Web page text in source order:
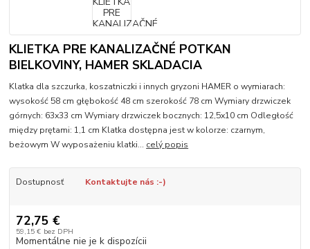
KLIETKA PRE KANALIZAČNÉ POTKAN
BIELKOVINY, HAMER SKLADACIA
Klatka dla szczurka, koszatniczki i innych gryzoni HAMER o wymiarach:
wysokość 58 cm głębokość 48 cm szerokość 78 cm Wymiary drzwiczek
górnych: 63x33 cm Wymiary drzwiczek bocznych: 12,5x10 cm Odległość
między prętami: 1,1 cm Klatka dostępna jest w kolorze: czarnym,
beżowym W wyposażeniu klatki... celý popis
Dostupnosť Kontaktujte nás :-)
72,75 €
59,15 € bez DPH
Momentálne nie je k dispozícii